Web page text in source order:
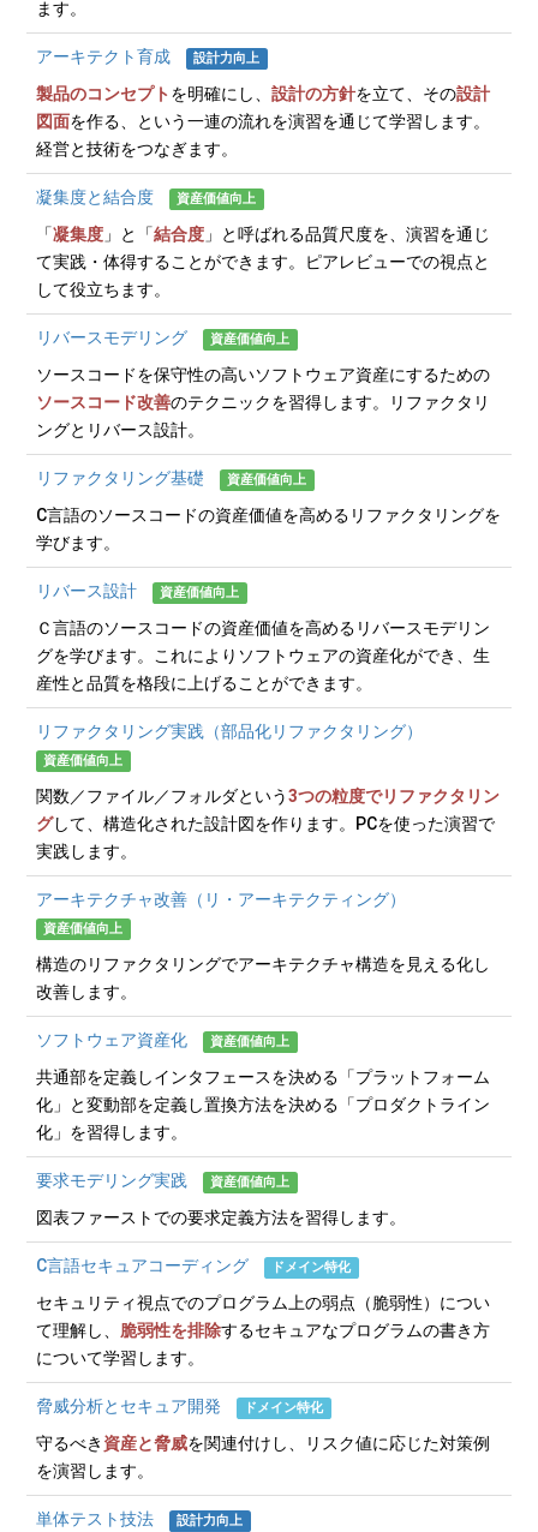
ます。
アーキテクト育成 設計力向上
製品のコンセプト を明確にし、 設計の方針を立て、その設計
図面を作る、という一連の流れを演習を通じて学習します。
経営と技術をつなぎます。
凝集度と結合度 資産価値向上
「凝集度 」と「結合度 」と呼ばれる品質尺度を、演習を通じ
て実践・体得することができます。ピアレビューでの視点と
して役立ちます。
リバースモデリング 資産価値向上
ソースコードを保守性の高いソフトウェア資産にするための
ソースコード改善のテクニックを習得します。リファクタリ
ングとリバース設計。
リファクタリング基礎 資産価値向上
C言語のソースコードの資産価値を高めるリファクタリングを
学びます。
リバース設計 資産価値向上
Ｃ言語のソースコードの資産価値を高めるリバースモデリン
グを学びます。これによりソフトウェアの資産化ができ、生
産性と品質を格段に上げることができます。
リファクタリング実践（部品化リファクタリング）
資産価値向上
関数／ファイル／フォルダという3つの粒度でリファクタリン
グして、構造化された設計図を作ります。PCを使った演習で
実践します。
アーキテクチャ改善（リ・アーキテクティング）
資産価値向上
構造のリファクタリングでアーキテクチャ構造を見える化し
改善します。
ソフトウェア資産化 資産価値向上
共通部を定義しインタフェースを決める「プラットフォーム
化」と変動部を定義し置換方法を決める「プロダクトライン
化」を習得します。
要求モデリング実践 資産価値向上
図表ファーストでの要求定義方法を習得します。
C言語セキュアコーディング ドメイン特化
セキュリティ視点でのプログラム上の弱点（脆弱性）につい
て理解し、 脆弱性を排除するセキュアなプログラムの書き方
について学習します。
脅威分析とセキュア開発 ドメイン特化
守るべき 資産と脅威を関連付けし、リスク値に応じた対策例
を演習します。
単体テスト技法 設計力向上